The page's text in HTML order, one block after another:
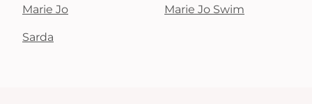
Marie Jo Marie Jo Swim
Sarda